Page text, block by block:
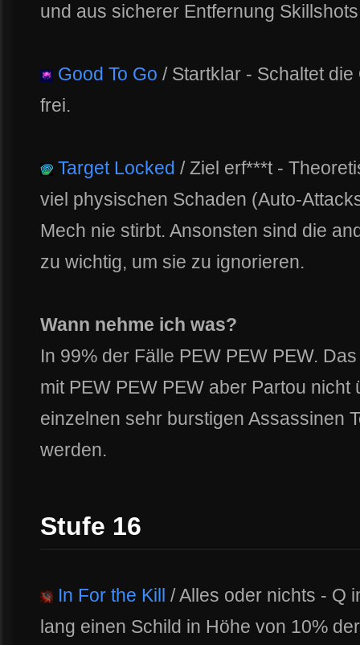
und aus sicherer Entfernung
Good To Go / Startklar - Schaltet
frei.
Target Locked / Ziel erf***t -
viel physischen Schaden (Auto-
Mech nie stirbt. Ansonsten sind die
zu wichtig, um sie zu ignorieren.
Wann nehme ich was?
In 99% der Fälle PEW PEW PEW.
mit PEW PEW PEW aber Partou
einzelnen sehr burstigen Assassinen
werden.
Stufe 16
In For the Kill / Alles oder nichts - Q
lang einen Schild in Höhe von 10%